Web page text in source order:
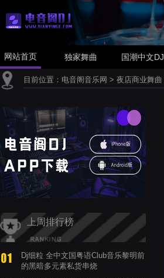
网站首页 独家舞曲 国潮中文DJ
目前位置： 电音阁音乐网 > 夜店商业舞曲
上周排行榜
Dj细粒 全中文国粤语Club音乐黎明前
的黑暗多元素私货串烧